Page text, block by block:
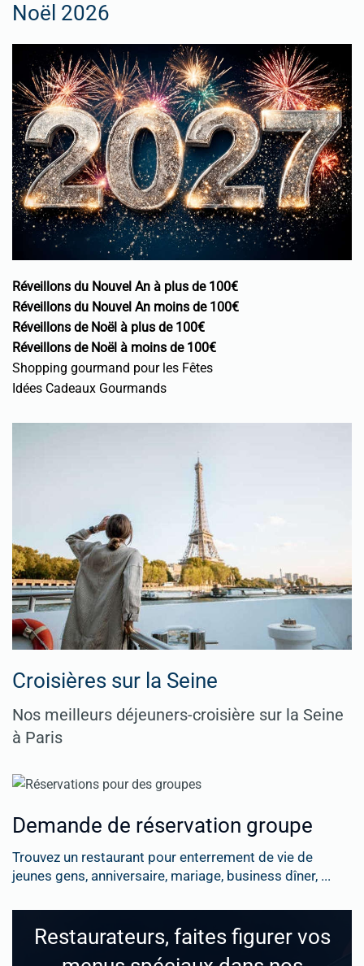
Noël 2026
Réveillons du Nouvel An à plus de 100€
Réveillons du Nouvel An moins de 100€
Réveillons de Noël à plus de 100€
Réveillons de Noël à moins de 100€
Shopping gourmand pour les Fêtes
Idées Cadeaux Gourmands
Croisières sur la Seine
Nos meilleurs déjeuners-croisière sur la Seine
à Paris
Demande de réservation groupe
Trouvez un restaurant pour enterrement de vie de
jeunes gens, anniversaire, mariage, business dîner, ...
Restaurateurs, faites figurer vos